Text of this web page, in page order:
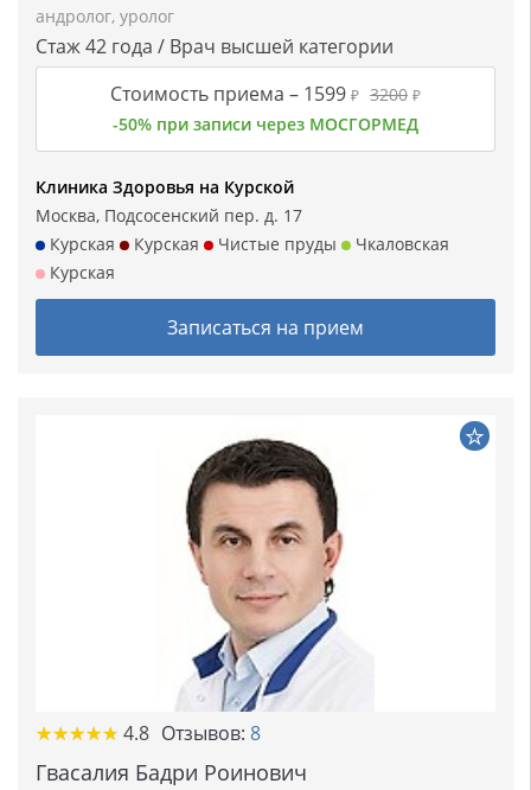
андролог, уролог
Стаж 42 года / Врач высшей категории
Стоимость приема – 1599 ₽ 3200 ₽
-50% при записи через МОСГОРМЕД
Клиника Здоровья на Курской
Москва, Подсосенский пер. д. 17
Курская
Курская Чистые пруды
Чкаловская
Курская
Записаться на прием
★★★★★
★★★★★ 4.8 Отзывов: 8
Гвасалия Бадри Роинович